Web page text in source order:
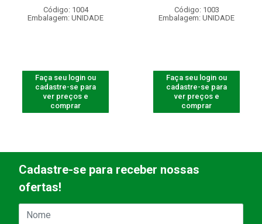
Código: 1004
Embalagem: UNIDADE
Faça seu login ou
cadastre-se para
ver preços e
comprar
Código: 1003
Embalagem: UNIDADE
Faça seu login ou
cadastre-se para
ver preços e
comprar
Cadastre-se para receber nossas
ofertas!